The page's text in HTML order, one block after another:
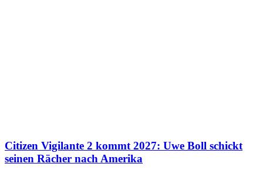
Citizen Vigilante 2 kommt 2027: Uwe Boll schickt
seinen Rächer nach Amerika